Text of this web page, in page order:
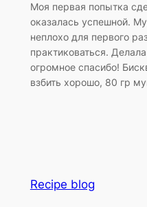
Моя первая попытка
оказалась успешной.
неплохо для первого
практиковаться.
огромное спасибо!
взбить хорошо, 80 гр
Recipe blog